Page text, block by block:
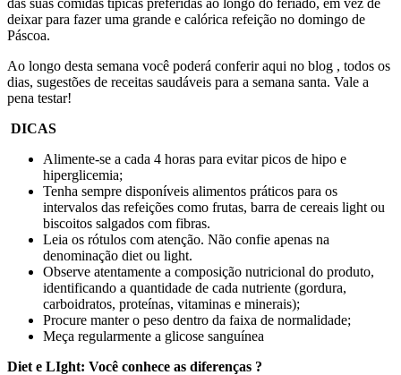
deixar para fazer uma grande e calórica refeição no domingo de
Páscoa.
Ao longo desta semana você poderá conferir aqui no blog , todos os
dias, sugestões de receitas saudáveis para a semana santa. Vale a
pena testar!
DICAS
Alimente-se a cada 4 horas para evitar picos de hipo e
hiperglicemia;
Tenha sempre disponíveis alimentos práticos para os
intervalos das refeições como frutas, barra de cereais light ou
biscoitos salgados com fibras.
Leia os rótulos com atenção. Não confie apenas na
denominação diet ou light.
Observe atentamente a composição nutricional do produto,
identificando a quantidade de cada nutriente (gordura,
carboidratos, proteínas, vitaminas e minerais);
Procure manter o peso dentro da faixa de normalidade;
Meça regularmente a glicose sanguínea
Diet e LIght: Você conhece as diferenças ?